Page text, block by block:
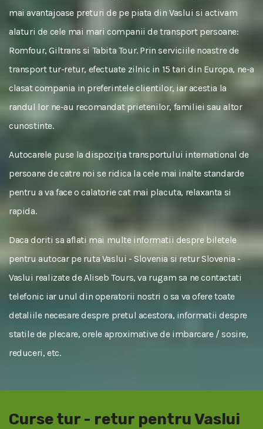
mai avantajoase preturi de pe piata din Vaslui si activam
alaturi de cele mai mari companii de transport persoane:
Romfour, Giltrans si Tabita Tour. Prin serviciile noastre de
transport tur-retur, efectuate zilnic in 15 tari din Europa, ne-a
clasat compania in preferintele clientilor, iar acestia la
randul lor ne-au recomandat prietenilor, familiei sau altor
cunostinte.
Autocarele puse la dispoziția transportului international de
persoane de catre noi se ridica la cele mai inalte standarde
pentru a va face o calatorie cat mai placuta, relaxanta si
rapida.
Daca doriti sa aflati mai multe informatii despre biletele
pentru autocar pe ruta Vaslui - Slovenia si retur Slovenia -
Vaslui realizate de Aliseb Tours, va rugam sa ne contactati
telefonic iar unul din operatorii nostri o sa va ofere toate
detaliile necesare despre pretul acestora, informatii despre
statile de plecare, orele aproximative de imbarcare / sosire,
reduceri, etc.
Curse tur - retur pentru Vaslui